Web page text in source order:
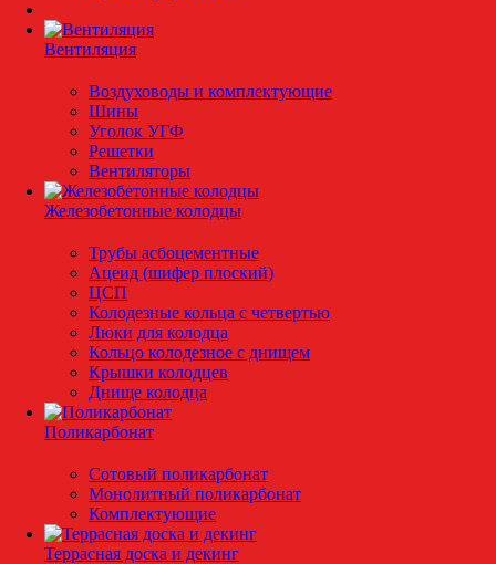
Вентиляция
Воздуховоды и комплектующие
Шины
Уголок УГФ
Решeтки
Вентиляторы
Железобетонные колодцы
Трубы асбоцементные
Ацеид (шифер плоский)
ЦСП
Колодезные кольца с четвертью
Люки для колодца
Кольцо колодезное с днищем
Крышки колодцев
Днище колодца
Поликарбонат
Сотовый поликарбонат
Монолитный поликарбонат
Комплектующие
Террасная доска и декинг